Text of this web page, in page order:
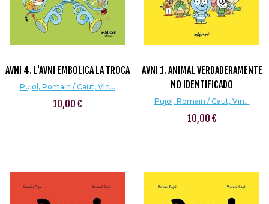
AVNI 4. L'AVNI EMBOLICA LA TROCA
Pujol, Romain / Caut, Vin...
10,00 €
AVNI 1. ANIMAL VERDADERAMENTE
NO IDENTIFICADO
Pujol, Romain / Caut, Vin...
10,00 €